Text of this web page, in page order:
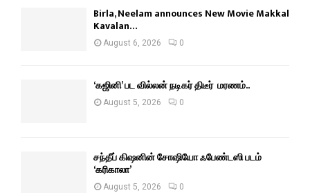
Birla, Neelam announces New Movie Makkal
Kavalan…
August 6, 2026 0
‘கஜினி’ பட வில்லன் நடிகர் திடீர் மரணம்..
August 5, 2026 0
சந்தீப் கிஷனின் சோஷியோ ஃபேண்டஸி படம்
‘கரிகாலா’
August 5, 2026 0